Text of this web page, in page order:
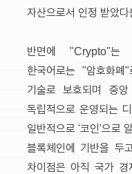
자산으로서 인정 받았
반면에 "Crypto"는
한국어로는 "암호화
기술로 보호되며 중
독립적으로 운영되는
일반적으로 ‘코인’으로
블록체인에 기반을 두
차이점은 아직 국가 경